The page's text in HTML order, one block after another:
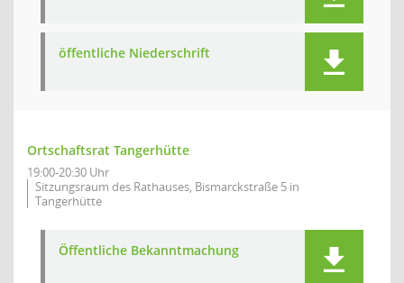
öffentliche Niederschrift
Ortschaftsrat Tangerhütte
19:00-20:30 Uhr
Sitzungsraum des Rathauses, Bismarckstraße 5 in
Tangerhütte
Öffentliche Bekanntmachung